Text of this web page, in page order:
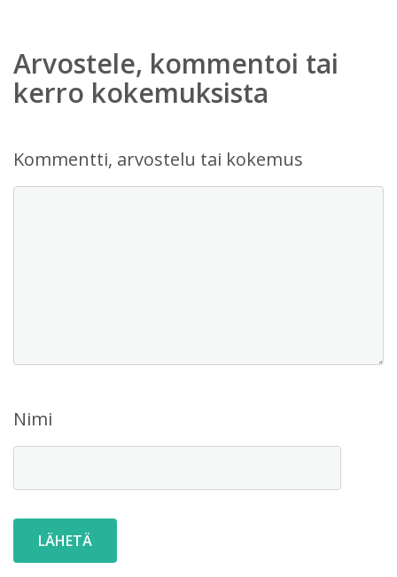
Arvostele, kommentoi tai
kerro kokemuksista
Kommentti, arvostelu tai kokemus
Nimi